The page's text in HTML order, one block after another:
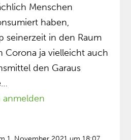
Menschen
haben,
seinerzeit in den Raum
Corona ja vielleicht auch
den Garaus